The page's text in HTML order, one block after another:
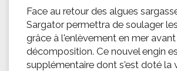
Face au retour des algues
Sargator permettra de soulager
grâce à l'enlèvement en mer
décomposition. Ce nouvel engin
supplémentaire dont s'est doté la